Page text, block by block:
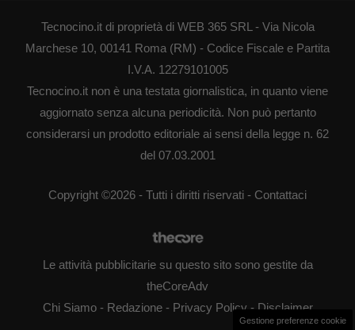
Tecnocino.it di proprietà di WEB 365 SRL - Via Nicola
Marchese 10, 00141 Roma (RM) - Codice Fiscale e Partita
I.V.A. 12279101005
Tecnocino.it non è una testata giornalistica, in quanto viene
aggiornato senza alcuna periodicità. Non può pertanto
considerarsi un prodotto editoriale ai sensi della legge n. 62
del 07.03.2001
Copyright ©2026 - Tutti i diritti riservati - Contattaci
Le attività pubblicitarie su questo sito sono gestite da
theCoreAdv
Chi Siamo- Redazione- Privacy Policy- Disclaimer
Gestione preferenze cookie